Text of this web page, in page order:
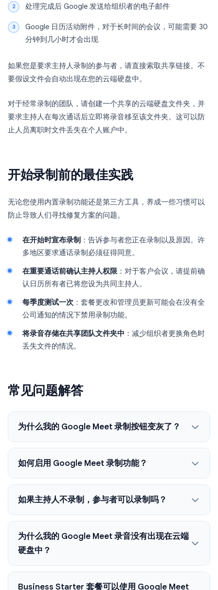
处理完成后 Google 发送给组织者的电子邮件
Google 日历活动附件，对于长时间的会议，可能需要 30
分钟到几小时才会出现
如果您是要求主持人录制的参与者，请直接索取共享链接。不
要假设文件会自动出现在您的云端硬盘中。
对于经常录制的团队，请创建一个共享的云端硬盘文件夹，并
要求主持人在每次通话后立即将录音移至该文件夹。这可以防
止人员离职时文件丢失在个人账户中。
开始录制前的最佳实践
无论您使用内置录制功能还是第三方工具，养成一些习惯可以
防止导致人们寻找修复方案的问题。
在开始时宣布录制 ：告诉参与者您正在录制以及原因。许
多地区要求通话录制必须征得同意。
在重要通话前确认主持人权限 ：对于客户会议，请提前确
认日历所有者已将您设为共同主持人。
每季度测试一次 ：套餐更改和管理员更新可能会在没有全
公司通知的情况下禁用录制功能。
将录音存储在共享团队文件夹中 ：减少组织者更换角色时
丢失文件的情况。
常见问题解答
为什么我的 Google Meet 录制按钮变灰了？
如何启用 Google Meet 录制功能？
如果主持人不录制，参与者可以录制吗？
为什么我的 Google Meet 录音没有出现在云端
硬盘中？
Business Starter 套餐可以使用 Google Meet